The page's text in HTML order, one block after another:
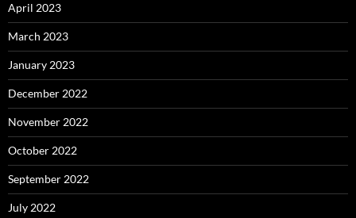
April 2023
March 2023
January 2023
December 2022
November 2022
October 2022
September 2022
July 2022